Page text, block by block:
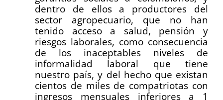
dentro de ellos a productores del
sector agropecuario, que no han
tenido acceso a salud, pensión y
riesgos laborales, como consecuencia
de los inaceptables niveles de
informalidad laboral que tiene
nuestro país, y del hecho que existan
cientos de miles de compatriotas con
ingresos mensuales inferiores a 1